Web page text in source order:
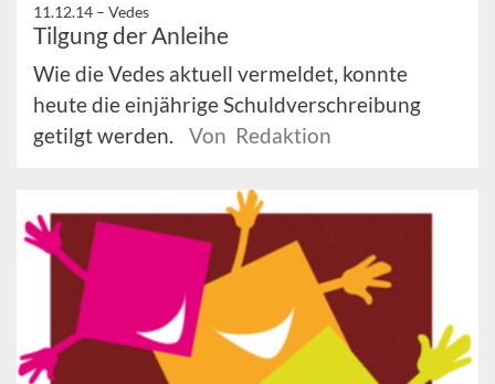
11.12.14 – Vedes
Tilgung der Anleihe
Wie die Vedes aktuell vermeldet, konnte
heute die einjährige Schuldverschreibung
getilgt werden.
Von Redaktion